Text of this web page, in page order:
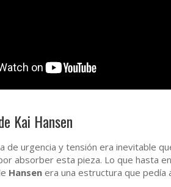
Kai Hansen
de urgencia y tensión era inevitable
absorber esta pieza. Lo que hasta
Hansen era una estructura que